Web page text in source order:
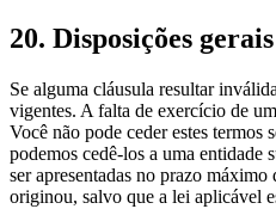
20. Disposições gerais
Se alguma cláusula resultar
vigentes. A falta de exercício de
Você não pode ceder estes termos
podemos cedê-los a uma entidade
ser apresentadas no prazo
originou, salvo que a lei aplicável